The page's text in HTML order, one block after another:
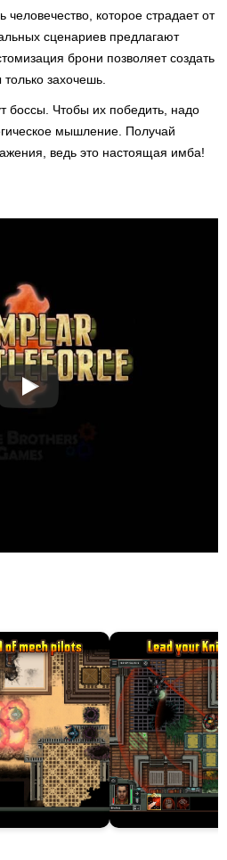
которое страдает от
сценариев предлагают
брони позволяет создать
захочешь.
боссы. Чтобы их победить, надо
мышление. Получай
ведь это настоящая имба!